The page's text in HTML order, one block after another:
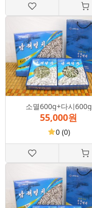
소멸600g+다시600g
55,000원
0 (0)